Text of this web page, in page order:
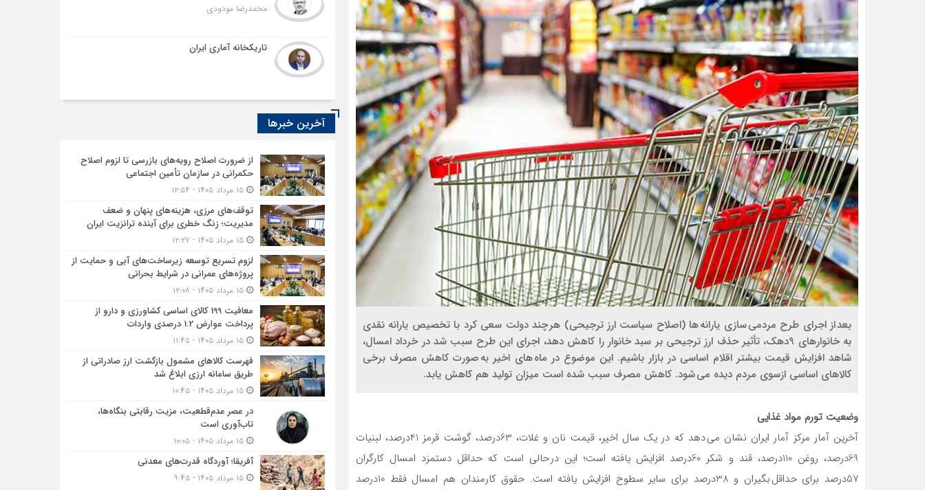
بعد از اجرای طرح مردمی سازی یارانه ها (اصلاح سیاست ارز ترجیحی) هر چند دولت سعی کرد با تخصیص یارانه نقدی
به خانوارهای 9دهک، تأثیر حذف ارز ترجیحی بر سبد خانوار را کاهش دهد، اجرای این طرح سبب شد در خرداد امسال،
شاهد افزایش قیمت بیشتر اقلام اساسی در بازار باشیم. این موضوع در ماه های اخیر به صورت کاهش مصرف برخی
کالاهای اساسی ازسوی مردم دیده می شود. کاهش مصرف سبب شده است میزان تولید هم کاهش یابد.
وضعیت تورم مواد غذایی
آخرین آمار مرکز آمار ایران نشان می دهد که در یک سال اخیر، قیمت نان و غلات، 63درصد، گوشت قرمز 41درصد، لبنیات
69درصد، روغن 110درصد، قند و شکر 60درصد افزایش یافته است؛ این در حالی است که حداقل دستمزد امسال کارگران
57درصد برای حداقل بگیران و 38درصد برای سایر سطوح افزایش یافته است. حقوق کارمندان هم امسال فقط 10درصد
محمدرضا مودودی
تاریکخانه آماری ایران
آخرین خبرها
از ضرورت اصلاح رویه‌های بازرسی تا لزوم اصلاح
حکمرانی در سازمان تأمین اجتماعی
۱۵ مرداد ۱۴۰۵ - ۱۲:۵۴
توقف‌های مرزی، هزینه‌های پنهان و ضعف
مدیریت؛ زنگ خطری برای آینده ترانزیت ایران
۱۵ مرداد ۱۴۰۵ - ۱۲:۲۷
لزوم تسریع توسعه زیرساخت‌های آبی و حمایت از
پروژه‌های عمرانی در شرایط بحرانی
۱۵ مرداد ۱۴۰۵ - ۱۲:۰۸
معافیت 199 کالای اساسی کشاورزی و دارو از
پرداخت عوارض 1.2 درصدی واردات
۱۵ مرداد ۱۴۰۵ - ۱۱:۴۵
فهرست کالاهای مشمول بازگشت ارز صادراتی از
طریق سامانه ارزی ابلاغ شد
۱۵ مرداد ۱۴۰۵ - ۱۰:۴۵
در عصر عدم‌قطعیت، مزیت رقابتی بنگاه‌ها،
تاب‌آوری است
۱۵ مرداد ۱۴۰۵ - ۱۰:۰۵
آفریقا؛ آوردگاه قدرت‌های معدنی
۱۵ مرداد ۱۴۰۵ - ۹:۴۵